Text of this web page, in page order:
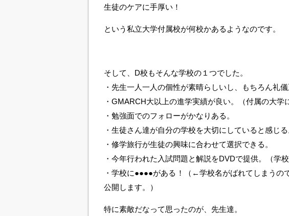
生徒のケアに手厚い！
という私立大学付属校が何校かあるようなのです。
そして、D校もそんな学校の１つでした。
・先生一人一人の個性が素晴らしいし、もちろん礼儀
・GMARCH大以上の進学実績が良い。（付属の大学
・勉強面でのフォローがかなりある。
・生徒さん達が自分の学校を大切にしていると感じる
・修学旅行が生徒の興味に合わせて選択できる。
・今年行われた入試問題と解説をDVDで提供。（学
・学校に●●●●がある！（←学校名がばれてしまうの
公開します。）
特に素敵だなって思ったのが、先生達。